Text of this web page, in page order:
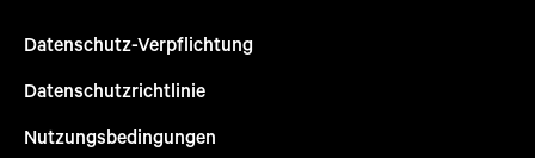
Datenschutz-Verpflichtung
Datenschutzrichtlinie
Nutzungsbedingungen